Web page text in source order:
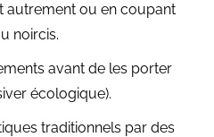
autrement ou en coupant
noircis.
avant de les porter
écologique).
traditionnels par des